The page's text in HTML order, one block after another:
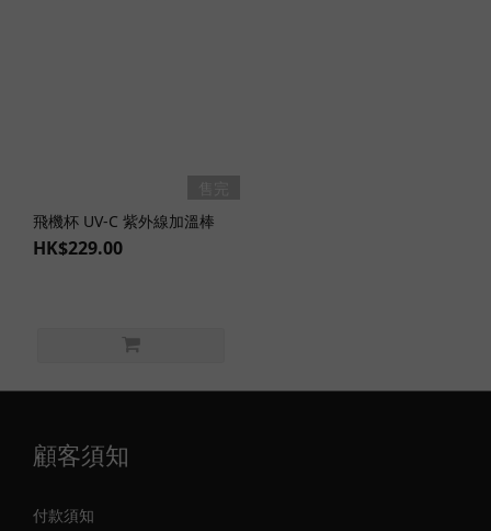
飛機杯 UV-C 紫外線加溫棒
HK$229.00
顧客須知
付款須知